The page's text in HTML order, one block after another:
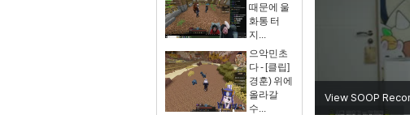
때문에 울
화통 터
지...
으악민초
다 - [클립]
경훈) 위에
올라갈
수...